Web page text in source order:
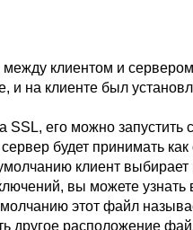
клиентом и
и на клиенте был
SSL, его можно
будет принимать
клиент выбирает
вы можете узнать
этот файл
другое расположение